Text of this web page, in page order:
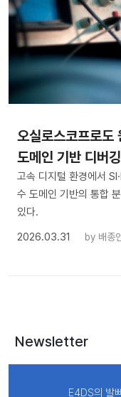
오실로스코프로도
도메인 기반 디버
고속 디지털 환경에서
수 도메인 기반의 통합
있다.
2026.03.31
by 배종
Newsletter
E4DS의 발